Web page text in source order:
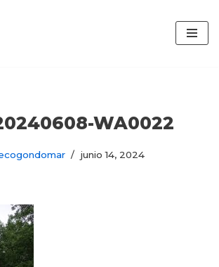
WA0022
junio 14, 2024